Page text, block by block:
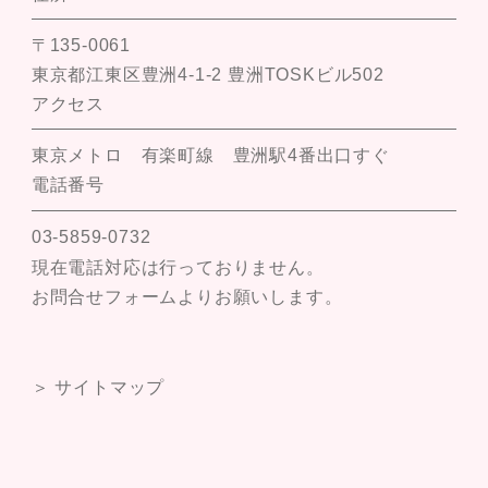
〒135-0061
東京都江東区豊洲4-1-2 豊洲TOSKビル502
アクセス
東京メトロ 有楽町線 豊洲駅4番出口すぐ
電話番号
03-5859-0732
現在電話対応は行っておりません。
お問合せフォームよりお願いします。
＞ サイトマップ